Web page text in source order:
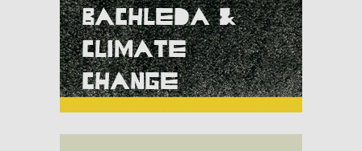
Bachleda &
Climate
Change